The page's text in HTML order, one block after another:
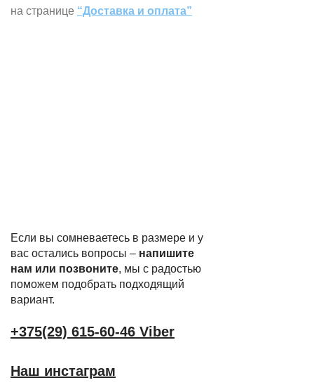
на странице “Доставка и оплата”
Если вы сомневаетесь в размере и у
вас остались вопросы – напишите
нам или позвоните, мы с радостью
поможем подобрать подходящий
вариант.
+375(29) 615-60-46 Viber
Наш инстаграм